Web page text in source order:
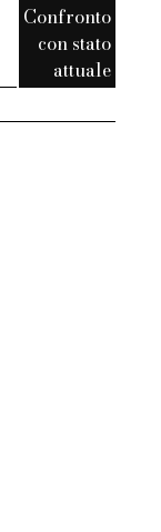
Confronto
con stato
attuale